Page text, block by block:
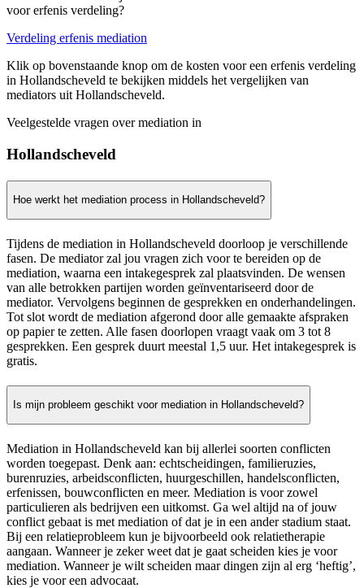
voor erfenis verdeling?
Verdeling erfenis mediation
Klik op bovenstaande knop om de kosten voor een erfenis verdeling
in Hollandscheveld te bekijken middels het vergelijken van
mediators uit Hollandscheveld.
Veelgestelde vragen over mediation in
Hollandscheveld
Hoe werkt het mediation process in Hollandscheveld?
Tijdens de mediation in Hollandscheveld doorloop je verschillende
fasen. De mediator zal jou vragen zich voor te bereiden op de
mediation, waarna een intakegesprek zal plaatsvinden. De wensen
van alle betrokken partijen worden geïnventariseerd door de
mediator. Vervolgens beginnen de gesprekken en onderhandelingen.
Tot slot wordt de mediation afgerond door alle gemaakte afspraken
op papier te zetten. Alle fasen doorlopen vraagt vaak om 3 tot 8
gesprekken. Een gesprek duurt meestal 1,5 uur. Het intakegesprek is
gratis.
Is mijn probleem geschikt voor mediation in Hollandscheveld?
Mediation in Hollandscheveld kan bij allerlei soorten conflicten
worden toegepast. Denk aan: echtscheidingen, familieruzies,
burenruzies, arbeidsconflicten, huurgeschillen, handelsconflicten,
erfenissen, bouwconflicten en meer. Mediation is voor zowel
particulieren als bedrijven een uitkomst. Ga wel altijd na of jouw
conflict gebaat is met mediation of dat je in een ander stadium staat.
Bij een relatieprobleem kun je bijvoorbeeld ook relatietherapie
aangaan. Wanneer je zeker weet dat je gaat scheiden kies je voor
mediation. Wanneer je wilt scheiden maar dingen zijn al erg ‘heftig’,
kies je voor een advocaat.